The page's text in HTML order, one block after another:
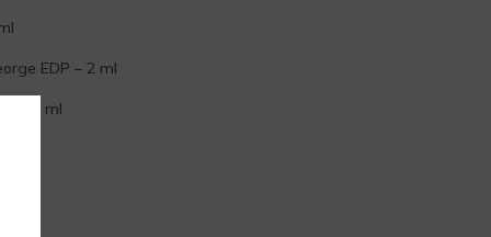
EDP – 2 ml
– 2 ml